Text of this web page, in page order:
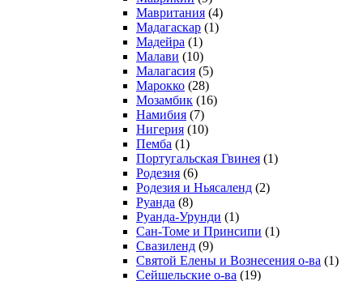
Мавритания (4)
Мадагаскар (1)
Мадейра (1)
Малави (10)
Малагасия (5)
Марокко (28)
Мозамбик (16)
Намибия (7)
Нигерия (10)
Пемба (1)
Португальская Гвинея (1)
Родезия (6)
Родезия и Ньясаленд (2)
Руанда (8)
Руанда-Урунди (1)
Сан-Томе и Принсипи (1)
Свазиленд (9)
Святой Елены и Вознесения о-ва (1)
Сейшельские о-ва (19)